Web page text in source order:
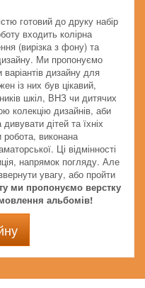
готовий до друку набір
входить колірна
(вирізка з фону) та
Ми пропонуємо
дизайну для
із них був цікавий,
шкіл, ВНЗ чи дитячих
колекцію дизайнів, аби
дітей та їхніх
робота, виконана
Ці відмінності
напрямок погляду. Але
увагу, або пройти
ми пропонуємо верстку
альбомів!